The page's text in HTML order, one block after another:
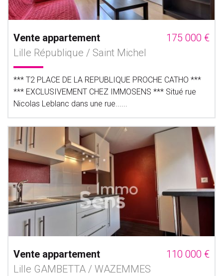
Vente appartement
175 000 €
Lille République / Saint Michel
*** T2 PLACE DE LA REPUBLIQUE PROCHE CATHO ***
*** EXCLUSIVEMENT CHEZ IMMOSENS *** Situé rue
Nicolas Leblanc dans une rue......
Vente appartement
110 000 €
Lille GAMBETTA / WAZEMMES